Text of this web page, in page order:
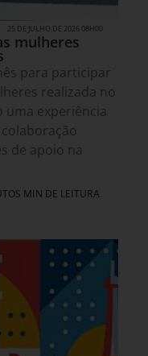
25 DE JULHO DE 2026 08H00
mulheres
para participar
realizada no
uma experiência
de apoio na
MIN DE LEITURA